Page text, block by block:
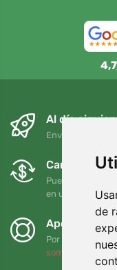
de
Al día
Envío gratuito
Cambios y
Puede devolver
en un plazo de
Apoyamos a
Por cada pedido
somos